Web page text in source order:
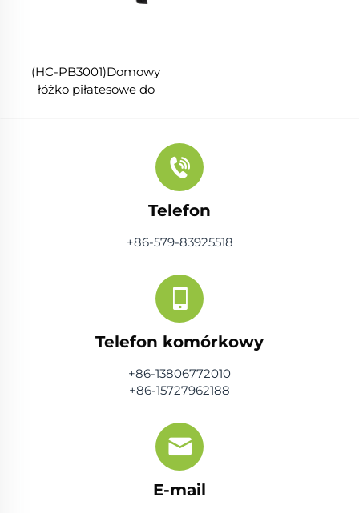
(HC-PB3001)Domowy
łóżko piłatesowe do
Telefon
+86-579-83925518
Telefon komórkowy
+86-13806772010
+86-15727962188
E-mail